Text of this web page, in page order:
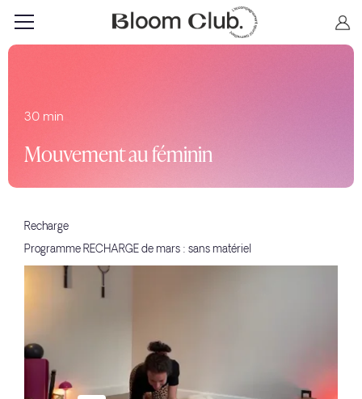
30 min
Mouvement au féminin
Recharge
Programme RECHARGE de mars : sans matériel